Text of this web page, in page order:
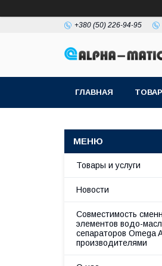
+380 (50) 226-94-95
ГЛАВНАЯ
Товары и услуги
Новости
Совместимость
элементов водо-
сепараторов Omega
производителями